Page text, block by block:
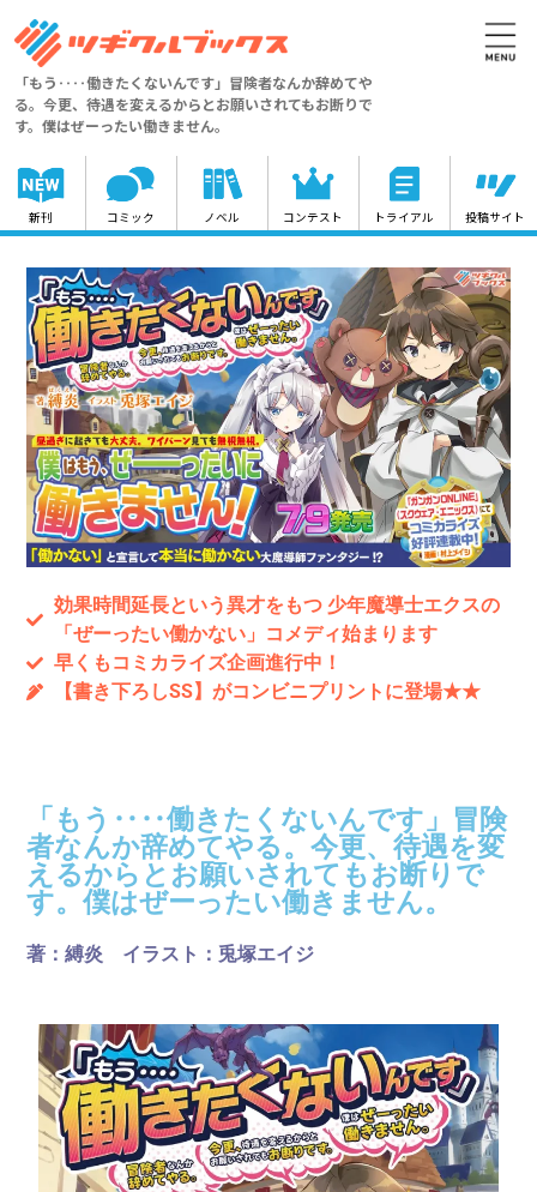
「もう‥‥働きたくないんです」冒険者なんか辞めてや
る。今更、待遇を変えるからとお願いされてもお断りで
す。僕はぜーったい働きません。
新刊 コミック ノベル コンテスト トライアル 投稿サイト
効果時間延長という異才をもつ 少年魔導士エクスの
「ぜーったい働かない」コメディ始まります
早くもコミカライズ企画進行中！
【書き下ろしSS】がコンビニプリントに登場★★
「もう‥‥働きたくないんです」冒険
者なんか辞めてやる。今更、待遇を変
えるからとお願いされてもお断りで
す。僕はぜーったい働きません。
著：縛炎 イラスト：兎塚エイジ